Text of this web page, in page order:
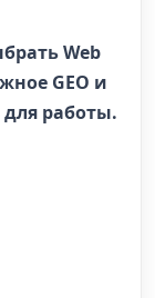
Web
GEO и
работы.